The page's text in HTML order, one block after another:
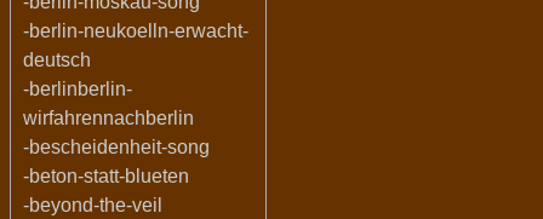
-berlin-neukoelln-erwacht-
deutsch
-berlinberlin-
wirfahrennachberlin
-bescheidenheit-song
-beton-statt-blueten
-beyond-the-veil